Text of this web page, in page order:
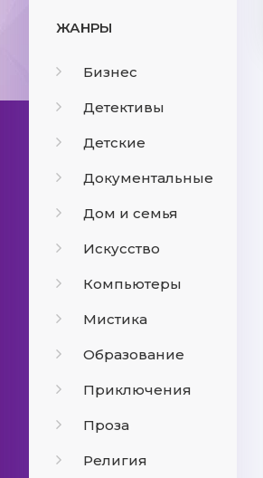
ЖАНРЫ
Бизнес
Детективы
Детские
Документальные
Дом и семья
Искусство
Компьютеры
Мистика
Образование
Приключения
Проза
Религия